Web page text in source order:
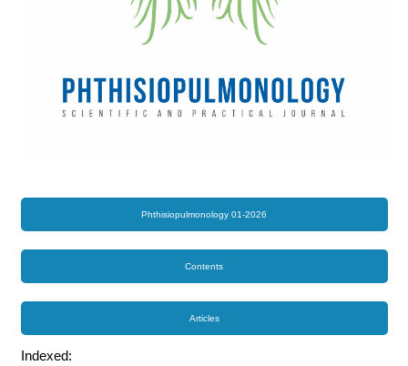
Phthisiopulmonology 01-2026
Contents
Articles
Indexed: